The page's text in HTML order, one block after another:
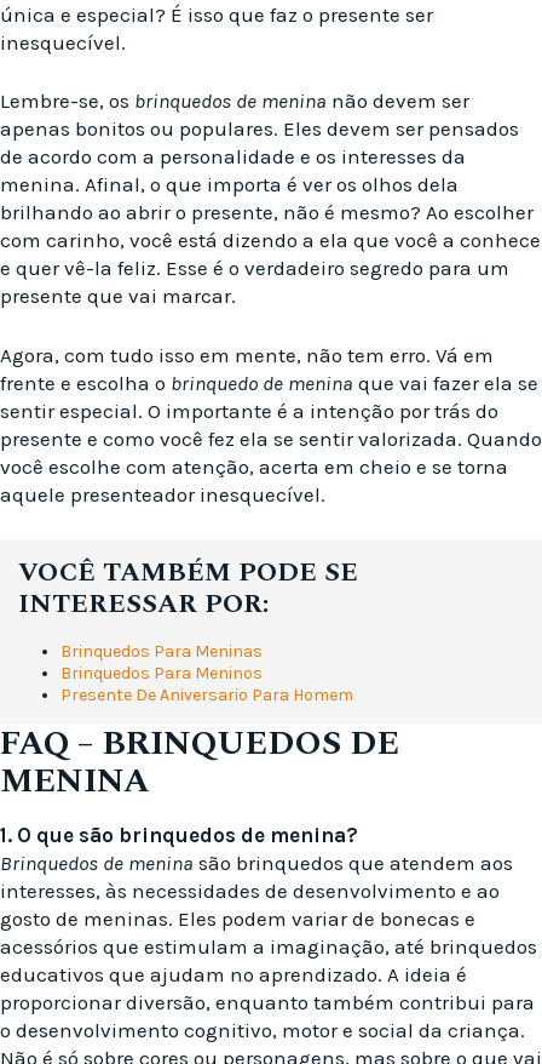
única e especial? É isso que faz o presente ser
inesquecível.
Lembre-se, os brinquedos de menina não devem ser
apenas bonitos ou populares. Eles devem ser pensados
de acordo com a personalidade e os interesses da
menina. Afinal, o que importa é ver os olhos dela
brilhando ao abrir o presente, não é mesmo? Ao escolher
com carinho, você está dizendo a ela que você a conhece
e quer vê-la feliz. Esse é o verdadeiro segredo para um
presente que vai marcar.
Agora, com tudo isso em mente, não tem erro. Vá em
frente e escolha o brinquedo de menina que vai fazer ela se
sentir especial. O importante é a intenção por trás do
presente e como você fez ela se sentir valorizada. Quando
você escolhe com atenção, acerta em cheio e se torna
aquele presenteador inesquecível.
VOCÊ TAMBÉM PODE SE
INTERESSAR POR:
Brinquedos Para Meninas
Brinquedos Para Meninos
Presente De Aniversario Para Homem
FAQ – BRINQUEDOS DE
MENINA
1. O que são brinquedos de menina?
Brinquedos de menina são brinquedos que atendem aos
interesses, às necessidades de desenvolvimento e ao
gosto de meninas. Eles podem variar de bonecas e
acessórios que estimulam a imaginação, até brinquedos
educativos que ajudam no aprendizado. A ideia é
proporcionar diversão, enquanto também contribui para
o desenvolvimento cognitivo, motor e social da criança.
Não é só sobre cores ou personagens, mas sobre o que vai